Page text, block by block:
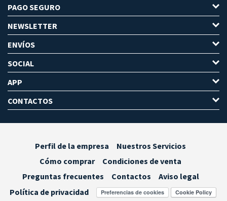
PAGO SEGURO
NEWSLETTER
ENVÍOS
SOCIAL
APP
CONTACTOS
Perfil de la empresa
Nuestros Servicios
Cómo comprar
Condiciones de venta
Preguntas frecuentes
Contactos
Aviso legal
Política de privacidad
Preferencias de cookies